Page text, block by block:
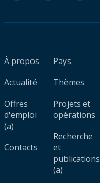
À propos
Actualité
Offres
d'emploi
(a)
Contacts
Pays
Thèmes
Projets et
opérations
Recherche
et
publications
(a)